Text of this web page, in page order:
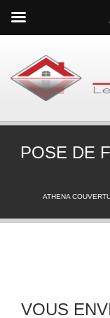
POSE DE
ATHENA
VOUS